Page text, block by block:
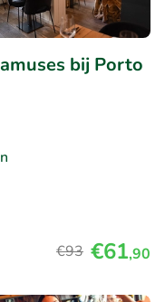
bij Porto
€93 €61,90